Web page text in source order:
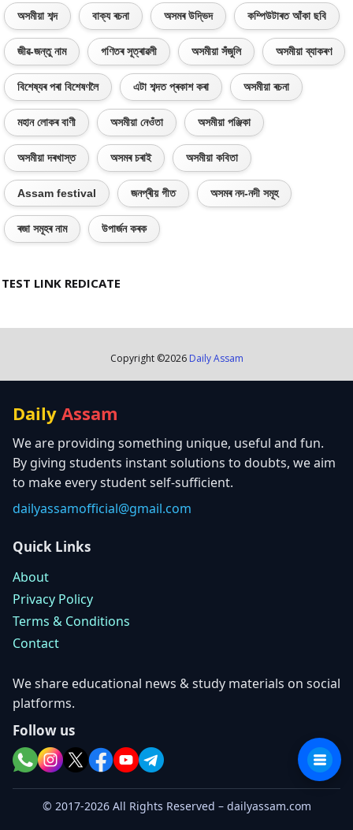
অসমীয়া শব্দ বাক্য ৰচনা অসমৰ উদ্ভিদ কম্পিউটাৰত আঁকা ছবি
জীৱ-জন্তু নাম গণিতৰ সূত্ৰাৱলী অসমীয়া সঁজুলি অসমীয়া ব্যাকৰণ
বিশেষ্যৰ পৰা বিশেষণলৈ এটা শব্দত প্ৰকাশ কৰা অসমীয়া ৰচনা
মহান লোকৰ বাণী অসমীয়া নেওঁতা অসমীয়া পঞ্জিকা
অসমীয়া দৰখাস্ত অসমৰ চৰাই অসমীয়া কবিতা
Assam festival জনপ্ৰীয় গীত অসমৰ নদ-নদী সমূহ
ৰজা সমূহৰ নাম উপাৰ্জন কৰক
TEST LINK REDICATE
Copyright ©2026 Daily Assam
Daily Assam
We are providing something unique, useful and fun.
By giving students instant solutions to doubts, we aim
to make every student self-sufficient.
dailyassamofficial@gmail.com
Quick Links
About
Privacy Policy
Terms & Conditions
Contact
We share educational news & study materials on social
platforms.
Follow us
© 2017-2026 All Rights Reserved – dailyassam.com